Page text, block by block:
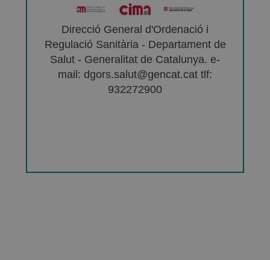
Direcció General d'Ordenació i
Regulació Sanitària - Departament de
Salut - Generalitat de Catalunya. e-
mail: dgors.salut@gencat.cat tlf:
932272900